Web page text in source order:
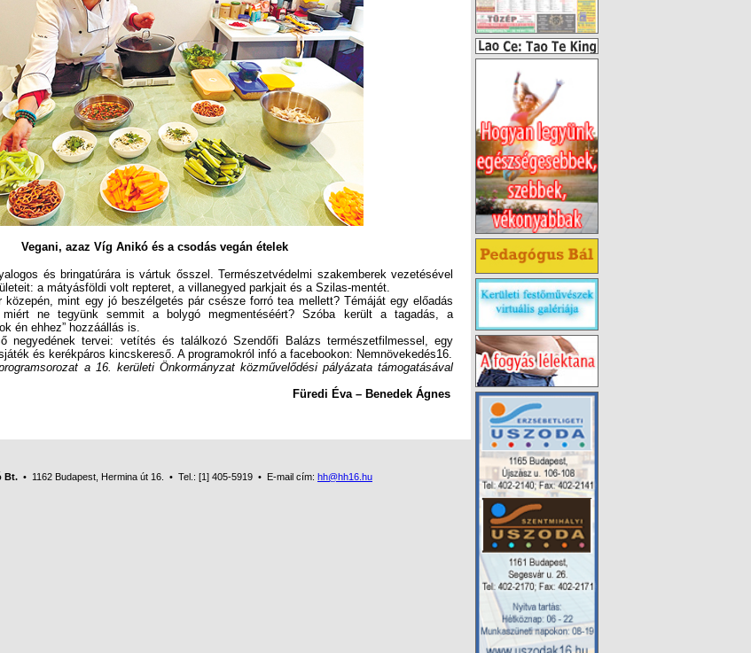
Vegani, azaz Víg Anikó és a csodás vegán ételek
és bringatúrára is vártuk ősszel. Természetvédelmi szakemberek vezetésével
a mátyásföldi volt repteret, a villanegyed parkjait és a Szilas-mentét.
mint egy jó beszélgetés pár csésze forró tea mellett? Témáját egy előadás
miért ne tegyünk semmit a bolygó megmentéséért? Szóba került a tagadás, a
én ehhez” hozzáállás is.
tervei: vetítés és találkozó Szendőfi Balázs természetfilmessel, egy
és kerékpáros kincskereső. A programokról infó a facebookon: Nemnövekedés16.
a 16. kerületi Önkormányzat közművelődési pályázata támogatásával
– Benedek Ágnes
Bt. • 1162 Budapest, Hermina út 16. • Tel.: [1] 405-5919 • E-mail cím: hh@hh16.hu